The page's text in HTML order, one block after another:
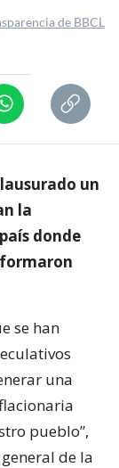
de BBCL
un
la
donde
se han
una
pueblo”,
de la